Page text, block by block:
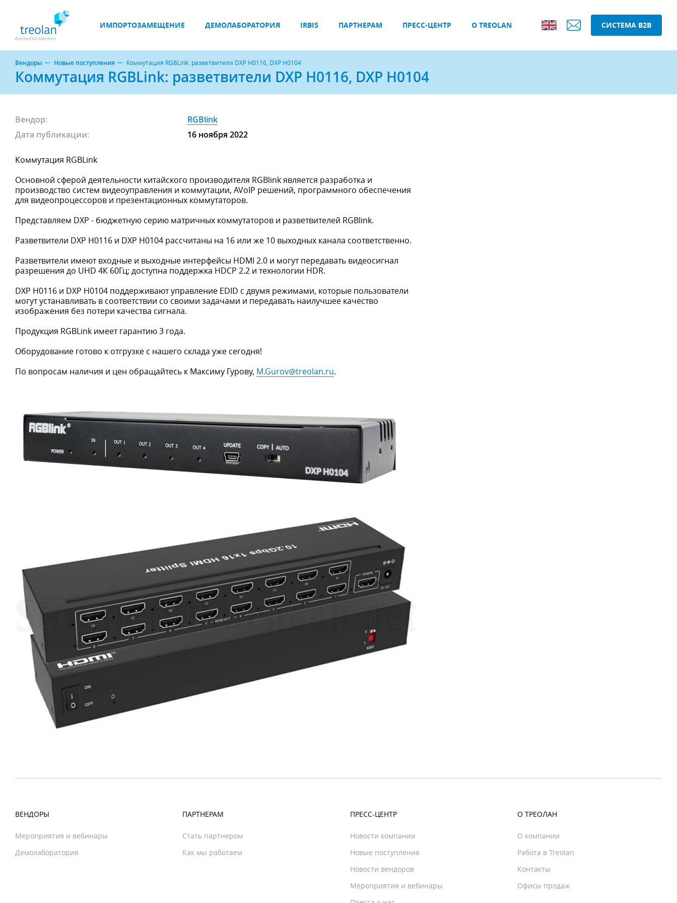
ИМПОРТОЗАМЕЩЕНИЕ ДЕМОЛАБОРАТОРИЯ IRBIS ПАРТНЕРАМ ПРЕСС-ЦЕНТР О TREOLAN СИСТЕМА B2B
Вендоры Новые поступления Коммутация RGBLink: разветвители DXP H0116, DXP H0104
Коммутация RGBLink: разветвители DXP H0116, DXP H0104
Вендор:
RGBlink
Дата публикации:
16 ноября 2022
Коммутация RGBLink
Основной сферой деятельности китайского производителя RGBlink является разработка и
производство систем видеоуправления и коммутации, AVoIP решений, программного обеспечения
для видеопроцессоров и презентационных коммутаторов.
Представляем DXP - бюджетную серию матричных коммутаторов и разветвителей RGBlink.
Разветвители DXP H0116 и DXP H0104 рассчитаны на 16 или же 10 выходных канала соответственно.
Разветвители имеют входные и выходные интерфейсы HDMI 2.0 и могут передавать видеосигнал
разрешения до UHD 4К 60Гц; доступна поддержка HDCP 2.2 и технологии HDR.
DXP H0116 и DXP H0104 поддерживают управление EDID с двумя режимами, которые пользователи
могут устанавливать в соответствии со своими задачами и передавать наилучшее качество
изображения без потери качества сигнала.
Продукция RGBLink имеет гарантию 3 года.
Оборудование готово к отгрузке с нашего склада уже сегодня!
По вопросам наличия и цен обращайтесь к Максиму Гурову, M.Gurov@treolan.ru.
ВЕНДОРЫ
Мероприятия и вебинары
Демолаборатория
ПАРТНЕРАМ
Стать партнером
Как мы работаем
ПРЕСС-ЦЕНТР
Новости компании
Новые поступления
Новости вендоров
Мероприятия и вебинары
О ТРЕОЛАН
О компании
Работа в Treolan
Контакты
Офисы продаж